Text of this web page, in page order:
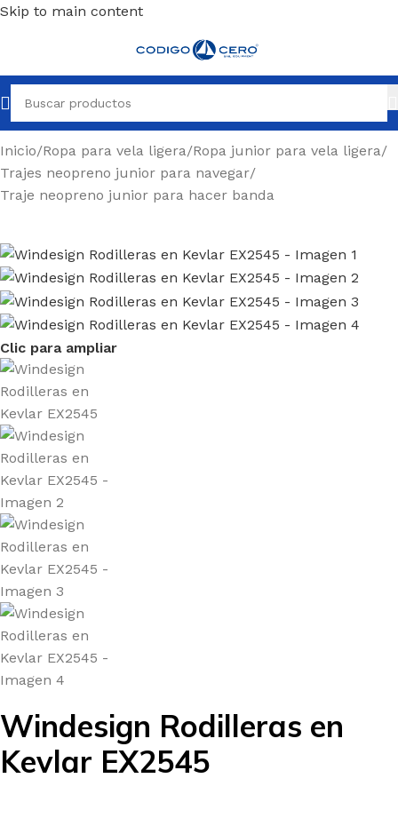
Skip to main content
Inicio/Ropa para vela ligera/Ropa junior para vela ligera/
Trajes neopreno junior para navegar/
Traje neopreno junior para hacer banda
Clic para ampliar
Windesign Rodilleras en
Kevlar EX2545